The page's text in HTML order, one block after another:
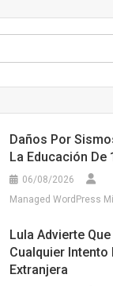
Daños Por
La Educación De
06/08/2026
Managed WordPress
Lula Advierte
Cualquier Intento
Extranjera